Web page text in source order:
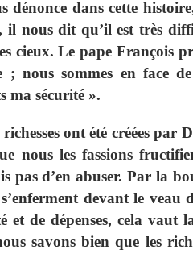
dans cette
il nous dit qu’il est très
cieux. Le pape François
; nous sommes en face
ma sécurité ».
ont été créées par
nous les fassions
pas d’en abuser. Par la
devant le veau
et de dépenses, cela vaut
savons bien que les